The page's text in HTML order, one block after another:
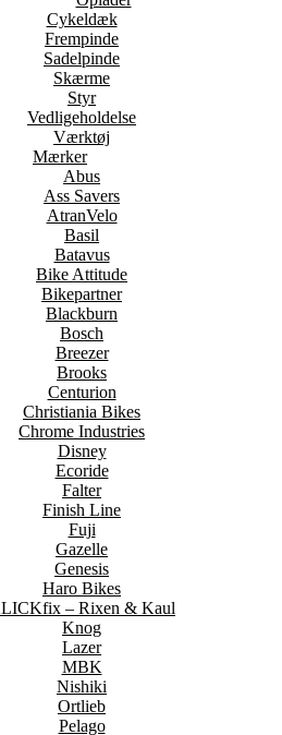
Cykeldæk
Frempinde
Sadelpinde
Skærme
Styr
Vedligeholdelse
Værktøj
Mærker
Abus
Ass Savers
AtranVelo
Basil
Batavus
Bike Attitude
Bikepartner
Blackburn
Bosch
Breezer
Brooks
Centurion
Christiania Bikes
Chrome Industries
Disney
Ecoride
Falter
Finish Line
Fuji
Gazelle
Genesis
Haro Bikes
– Rixen & Kaul
Knog
Lazer
MBK
Nishiki
Ortlieb
Pelago